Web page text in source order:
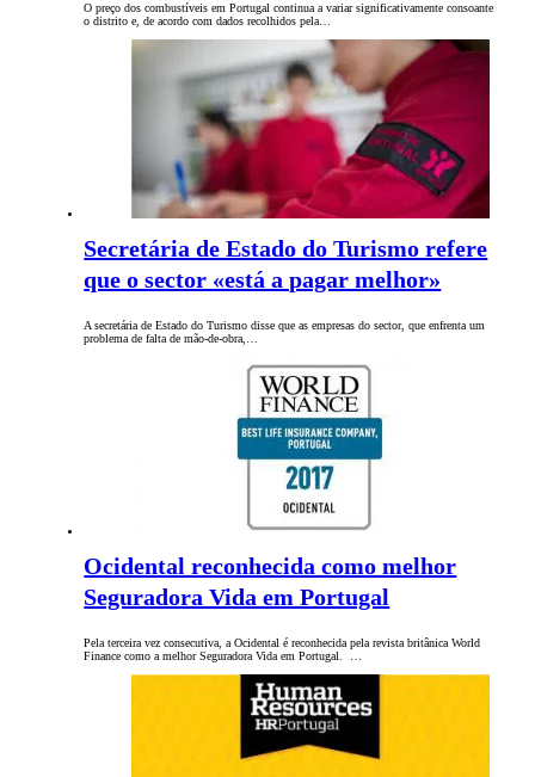
O preço dos combustíveis em Portugal continua a variar significativamente consoante
o distrito e, de acordo com dados recolhidos pela…
Secretária de Estado do Turismo refere
que o sector «está a pagar melhor»
A secretária de Estado do Turismo disse que as empresas do sector, que enfrenta um
problema de falta de mão-de-obra,…
Ocidental reconhecida como melhor
Seguradora Vida em Portugal
Pela terceira vez consecutiva, a Ocidental é reconhecida pela revista britânica World
Finance como a melhor Seguradora Vida em Portugal. …